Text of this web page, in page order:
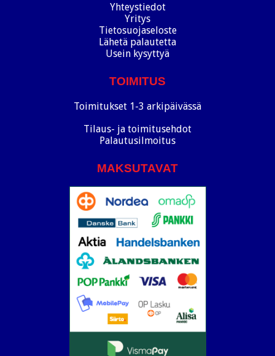
Yhteystiedot
Yritys
Tietosuojaseloste
Lähetä palautetta
Usein kysyttyä
TOIMITUS
Toimitukset 1-3 arkipäivässä
Tilaus- ja toimitusehdot
Palautusilmoitus
MAKSUTAVAT